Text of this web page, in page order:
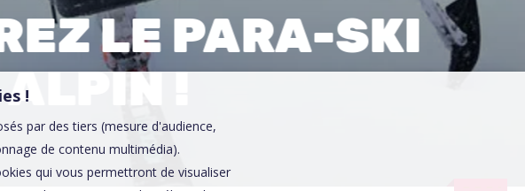
LE PARA-SKI
ALPIN !
!
par des tiers (mesure d'audience,
de contenu multimédia).
qui vous permettront de visualiser